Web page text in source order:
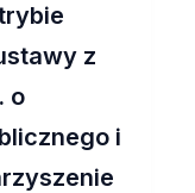
z
o
i